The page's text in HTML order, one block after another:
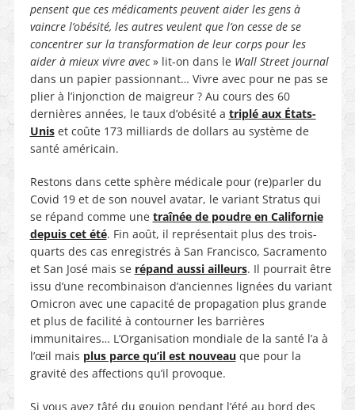
pensent que ces médicaments peuvent aider les gens à
vaincre l’obésité, les autres veulent que l’on cesse de se
concentrer sur la transformation de leur corps pour les
aider à mieux vivre avec» lit-on dans leWall Street journal
dans un papier passionnant… Vivre avec pour ne pas se
plier à l’injonction de maigreur ? Au cours des 60
dernières années, le taux d’obésité a triplé aux États-
Uniset coûte 173 milliards de dollars au système de
santé américain.
Restons dans cette sphère médicale pour (re)parler du
Covid 19 et de son nouvel avatar, le variant Stratus qui
se répand comme une traînée de poudre en Californie
depuis cet été. Fin août, il représentait plus des trois-
quarts des cas enregistrés à San Francisco, Sacramento
et San José mais se répand aussi ailleurs. Il pourrait être
issu d’une recombinaison d’anciennes lignées du variant
Omicron avec une capacité de propagation plus grande
et plus de facilité à contourner les barrières
immunitaires… L’Organisation mondiale de la santé l’a à
l’œil mais plus parce qu’il est nouveauque pour la
gravité des affections qu’il provoque.
Si vous avez tâté du goujon pendant l’été au bord des